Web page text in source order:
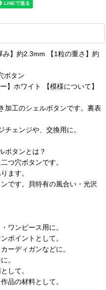
】約2.3mm 【1粒の重さ】約
ボタン
】ホワイト 【模様について】
加工のシェルボタンです。裏表
ェンジや、交換用に。
ボタンとは？
つ穴ボタンです。
ます。
です。貝特有の風合い・光沢
ワンピース用に。
ポイントとして。
ーディガンなどに。
。
して。
品の材料として。